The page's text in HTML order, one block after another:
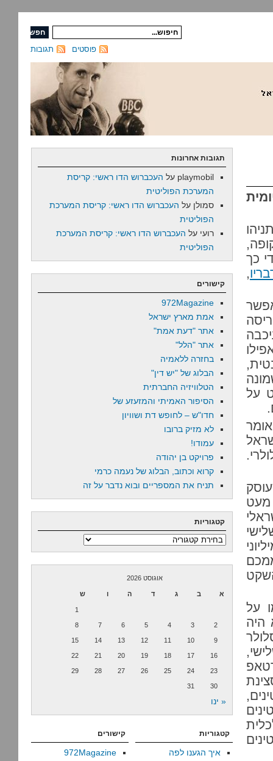
תגובות פוסטים
נתניהו
כך
,
על
מעט
מאות מיליוני
על
היה
תגובות אחרונות
playmobil על העכברוש הדו ראשי: קריסת
המערכת הפוליטית
סמולן על העכברוש הדו ראשי: קריסת המערכת
הפוליטית
רועי על העכברוש הדו ראשי: קריסת המערכת
הפוליטית
קישורים
972Magazine
אמת מארץ ישראל
אתר "דעת אמת"
אתר "הלל"
בחזרה ללאמיה
הבלוג של "יש דין"
הטלוויזיה החברתית
הסיפור האמיתי והמזעזע של
חדו"ש – לחופש דת ושוויון
לא מזיק ברובו
עמודו!
פרויקט בן יהודה
קרוא וכתוב, הבלוג של נעמה כרמי
תניח את המספריים ובוא נדבר על זה
קטגוריות
קטגוריות
אוגוסט 2026
א ב ג ד ה ו ש
1
2
3
4
5
6
7
8
9
10
11
12
13
14
15
16
17
18
19
20
21
22
23
24
25
26
27
28
29
30
31
« ינו
קטגוריות
איך הגענו לפה
קישורים
972Magazine